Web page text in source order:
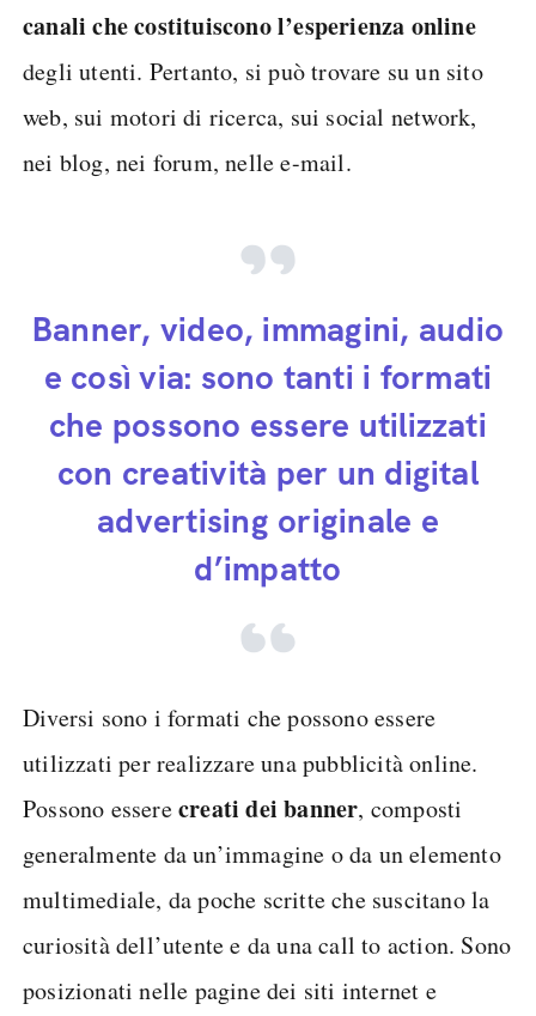
canali che costituiscono l’esperienza online
degli utenti. Pertanto, si può trovare su un sito
web, sui motori di ricerca, sui social network,
nei blog, nei forum, nelle e-mail.
Banner, video, immagini, audio
e così via: sono tanti i formati
che possono essere utilizzati
con creatività per un digital
advertising originale e
d’impatto
Diversi sono i formati che possono essere
utilizzati per realizzare una pubblicità online.
Possono esserecreati dei banner, composti
generalmente da un’immagine o da un elemento
multimediale, da poche scritte che suscitano la
curiosità dell’utente e da una call to action. Sono
posizionati nelle pagine dei siti internet e